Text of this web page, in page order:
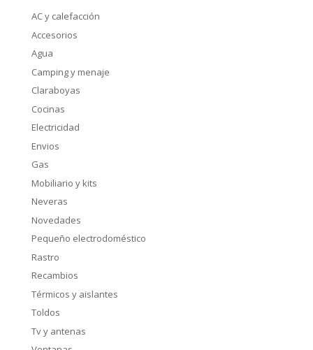
AC y calefacción
Accesorios
Agua
Camping y menaje
Claraboyas
Cocinas
Electricidad
Envios
Gas
Mobiliario y kits
Neveras
Novedades
Pequeño electrodoméstico
Rastro
Recambios
Térmicos y aislantes
Toldos
Tv y antenas